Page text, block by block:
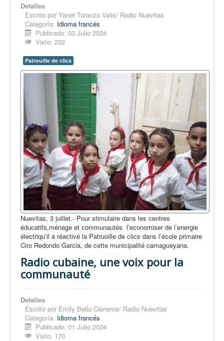
Detalles
Escrito por Yanet Toranzo Valls/ Radio Nuevitas
Categoría: Idioma francés
Publicado: 03 Julio 2024
Visto: 232
Patrouille de clics
Nuevitas, 3 juillet.- Pour stimulaire dans les centres
éducatifs,ménage et communautés l’economiser de l’energie
électriqu’il a réactivé la Patruoille de clics dans l’école primaire
Ciro Redondo Garcia, de cette municipalité camagueyana.
Radio cubaine, une voix pour la
communauté
Detalles
Escrito por Emily Bello Cisneros/ Radio Nuevitas
Categoría: Idioma francés
Publicado: 01 Julio 2024
Visto: 170